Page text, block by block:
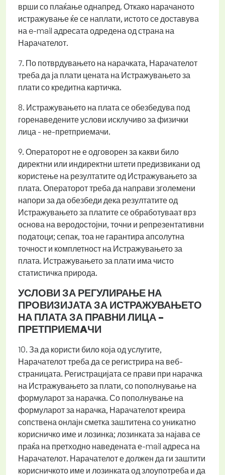
врши со плаќање однапред. Откако нарачаното
истражување ќе се наплати, истото се доставува
на e-mail адресата одредена од страна на
Нарачателот.
7. По потврдувањето на нарачката, Нарачателот
треба да ја плати цената на Истражувањето за
плати со кредитна картичка.
8. Истражувањето на плата се обезбедува под
горенаведените услови исклучиво за физички
лица - не-претприемачи.
9. Операторот не е одговорен за какви било
директни или индиректни штети предизвикани од
користење на резултатите од Истражувањето за
плата. Операторот треба да направи зголемени
напори за да обезбеди дека резултатите од
Истражувањето за платите се обработуваат врз
основа на веродостојни, точни и репрезентативни
податоци; сепак, тоа не гарантира апсолутна
точност и комплетност на Истражувањето за
плата. Истражувањето за плати има чисто
статистичка природа.
УСЛОВИ ЗА РЕГУЛИРАЊЕ НА
ПРОВИЗИЈАТА ЗА ИСТРАЖУВАЊЕТО
НА ПЛАТА ЗА ПРАВНИ ЛИЦА –
ПРЕТПРИЕМAЧИ
10. За да користи било која од услугите,
Нарачателот треба да се регистрира на веб-
страницата. Регистрацијата се прави при нарачка
на Истражувањето за плати, со пополнување на
формуларот за нарачка. Со пополнување на
формуларот за нарачка, Нарачателот креира
сопствена онлајн сметка заштитена со уникатно
корисничко име и лозинка; лозинката за најава се
праќа на претходно наведената е-mail адреса на
Нарачателот. Нарачателот е должен да ги заштити
корисничкото име и лозинката од злоупотреба и да